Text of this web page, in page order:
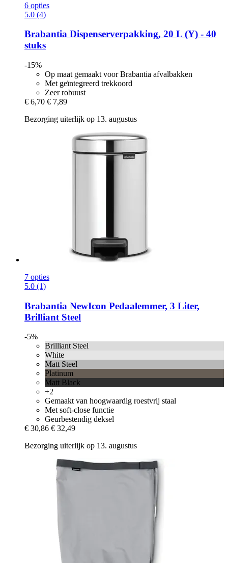
6 opties
5.0 (4)
Brabantia Dispenserverpakking, 20 L (Y) -​ 40
stuks
-15%
Op maat gemaakt voor Brabantia afvalbakken
Met geïntegreerd trekkoord
Zeer robuust
€ 6,70 € 7,89
Bezorging uiterlijk op 13. augustus
7 opties
5.0 (1)
Brabantia NewIcon Pedaalemmer, 3 Liter,
Brilliant Steel
-5%
Brilliant Steel
White
Matt Steel
Platinum
Matt Black
+2
Gemaakt van hoogwaardig roestvrij staal
Met soft-close functie
Geurbestendig deksel
€ 30,86 € 32,49
Bezorging uiterlijk op 13. augustus